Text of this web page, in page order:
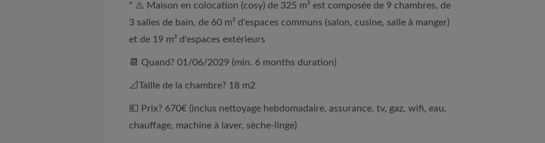
" ⚠️ Maison en colocation (cosy) de 325 m² est composée de 9 chambres, de
3 salles de bain, de 60 m² d'espaces communs (salon, cusine, salle à manger)
et de 19 m² d'espaces extérieurs
📆 Quand? 01/06/2029 (min. 6 months duration)
📐Taille de la chambre? 18 m2
💶 Prix? 670€ (inclus nettoyage hebdomadaire, assurance, tv, gaz, wifi, eau,
chauffage, machine à laver, sèche-linge)